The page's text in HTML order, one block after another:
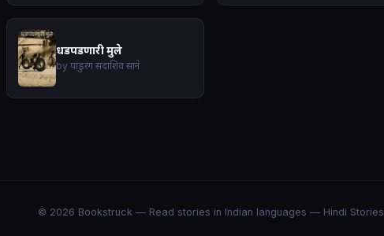
धडपडणारी मुले
by पांडुरंग सदाशिव साने
© 2026 Bookstruck — Read stories in Indian languages — Hindi Stories